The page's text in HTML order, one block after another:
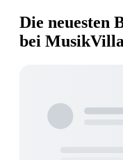
Die neuesten
bei